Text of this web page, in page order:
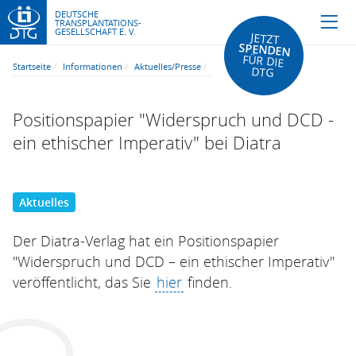
DEUTSCHE
TRANSPLANTATIONS-
GESELLSCHAFT E. V. JETZT
SPENDEN
FÜR DIE
DTG
Startseite Informationen Aktuelles/Presse
Positionspapier "Widerspruch und DCD -
ein ethischer Imperativ" bei Diatra
Aktuelles
Der Diatra-Verlag hat ein Positionspapier
"Widerspruch und DCD – ein ethischer Imperativ"
veröffentlicht, das Sie hier finden.